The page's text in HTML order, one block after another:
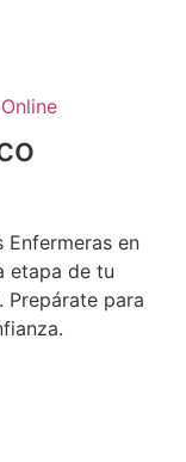
en
etapa de tu
para